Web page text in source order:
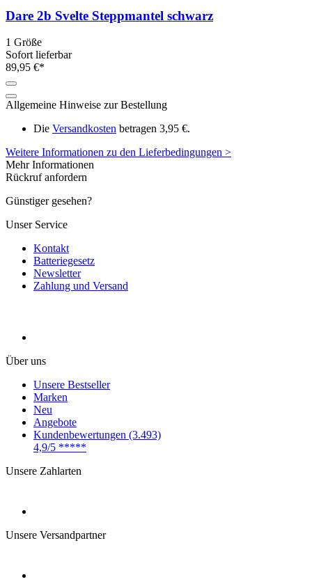
Dare 2b Svelte Steppmantel schwarz
1 Größe
Sofort lieferbar
89,95 €*
Allgemeine Hinweise zur Bestellung
Die Versandkosten betragen 3,95 €.
Weitere Informationen zu den Lieferbedingungen >
Mehr Informationen
Rückruf anfordern
Günstiger gesehen?
Unser Service
Kontakt
Batteriegesetz
Newsletter
Zahlung und Versand
Über uns
Unsere Bestseller
Marken
Neu
Angebote
Kundenbewertungen (3.493)
4,9/5 *****
Unsere Zahlarten
Unsere Versandpartner